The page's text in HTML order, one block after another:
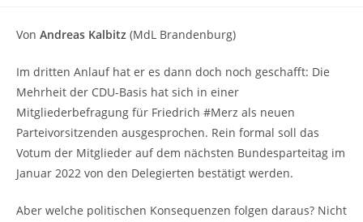
Von Andreas Kalbitz (MdL Brandenburg)
Im dritten Anlauf hat er es dann doch noch geschafft: Die
Mehrheit der CDU-Basis hat sich in einer
Mitgliederbefragung für Friedrich #Merz als neuen
Parteivorsitzenden ausgesprochen. Rein formal soll das
Votum der Mitglieder auf dem nächsten Bundesparteitag im
Januar 2022 von den Delegierten bestätigt werden.
Aber welche politischen Konsequenzen folgen daraus? Nicht